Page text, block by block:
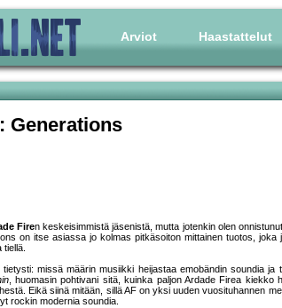
Arviot Haastattelut
Generations
Firen keskeisimmistä jäsenistä, mutta jotenkin olen
on itse asiassa jo kolmas pitkäsoiton mittainen tuotos,
tiellä.
missä määrin musiikki heijastaa emobändin soundia
, huomasin pohtivani sitä, kuinka paljon Ardade Firea kiekko
Eikä siinä mitään, sillä AF on yksi uuden vuosituhannen
rockin modernia soundia.